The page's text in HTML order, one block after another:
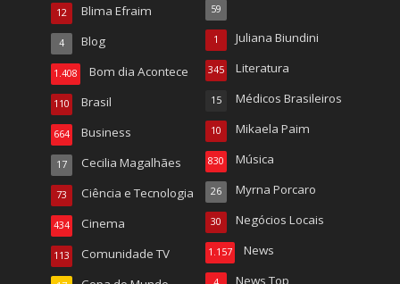
Blima Efraim
12
Blog
4
Bom dia Acontece
1.408
Brasil
110
Business
664
Cecilia Magalhães
17
Ciência e Tecnologia
73
Cinema
434
Comunidade TV
113
59
Juliana Biundini
1
Literatura
345
Médicos Brasileiros
15
Mikaela Paim
10
Música
830
Myrna Porcaro
26
Negócios Locais
30
News
1.157
News Top